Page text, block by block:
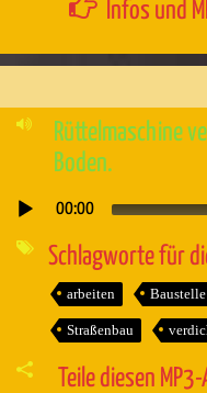
Infos und
Rüttelmaschine
Boden.
Audio-
00:00
Schlagworte für
arbeiten Baustelle
Straßenbau
Teile diesen